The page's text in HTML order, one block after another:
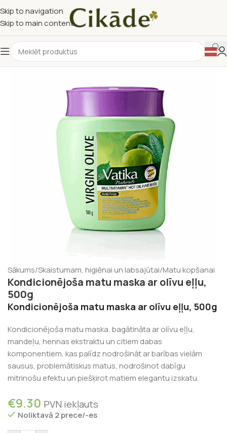
Skip to navigation
Skip to main content
Sākums/Skaistumam, higiēnai un labsajūtai/Matu kopšanai
Kondicionējoša matu maska ar olīvu eļļu,
500g
Kondicionējoša matu maska ar olīvu eļļu, 500g
Kondicionējoša matu maska, bagātināta ar olīvu eļļu,
mandeļu, hennas ekstraktu un citiem dabas
komponentiem, kas palīdz nodrošināt ar barības vielām
sausus, problemātiskus matus, nodrošinot dabīgu
mitrinošu efektu un piešķirot matiem elegantu izskatu.
€9.30 PVN iekļauts
Noliktavā 2 prece/-es